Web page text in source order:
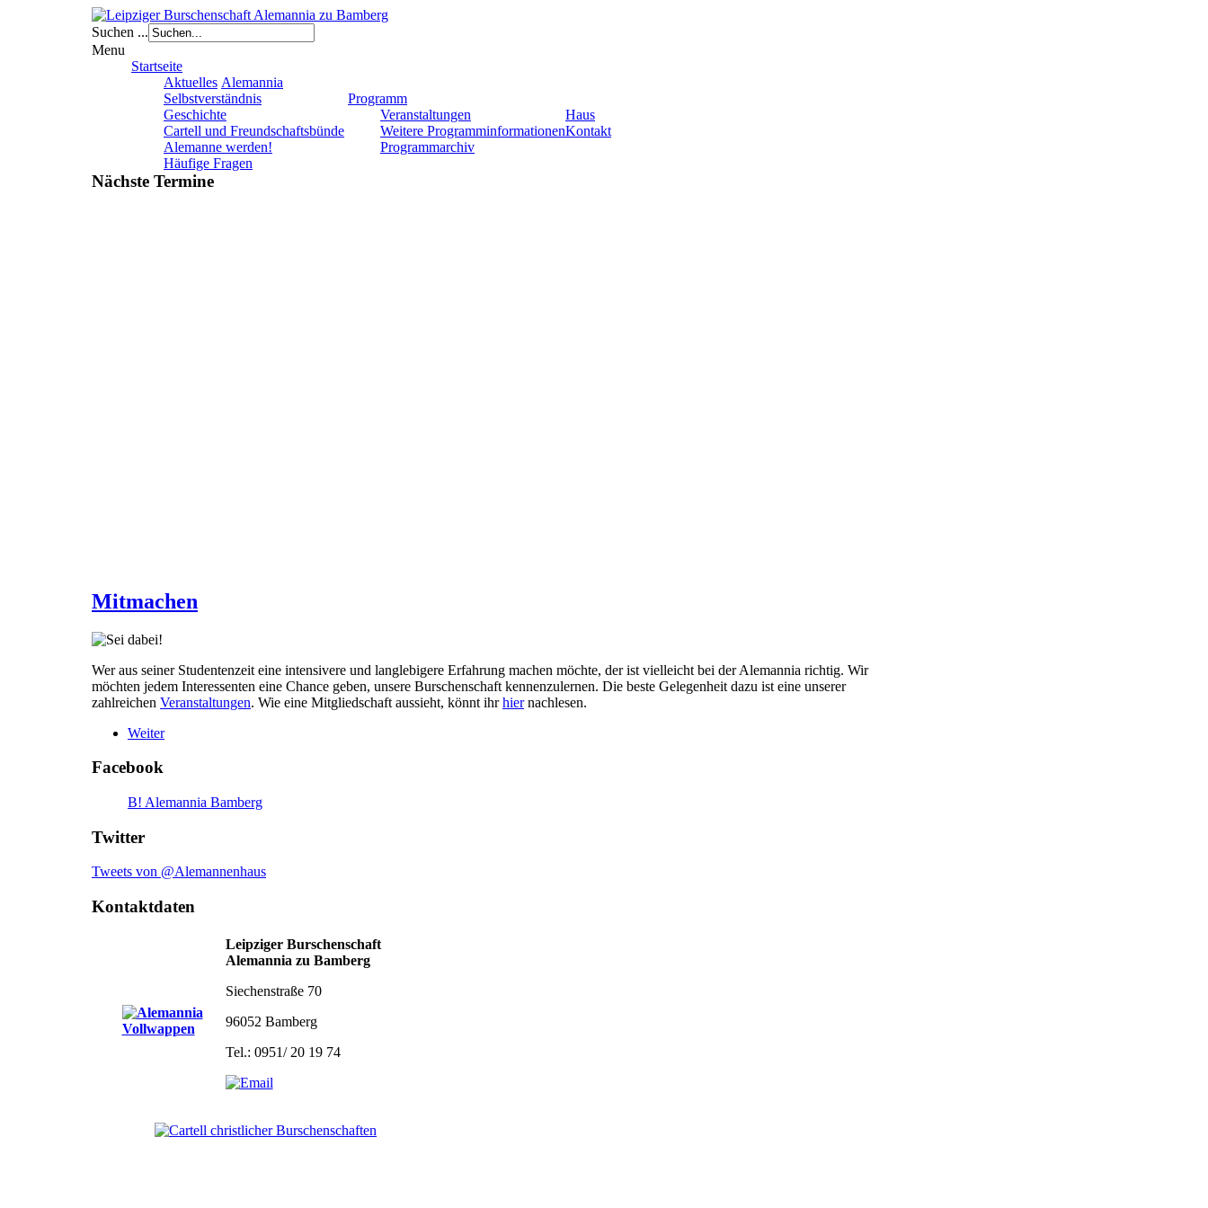
Suchen ...
Menu
Startseite
Aktuelles Alemannia
Selbstverständnis
Geschichte
Cartell und Freundschaftsbünde
Alemanne werden!
Häufige Fragen
Programm
Veranstaltungen
Weitere Programminformationen
Programmarchiv
Haus
Kontakt
Nächste Termine
Mitmachen
Wer aus seiner Studentenzeit eine intensivere und langlebigere Erfahrung machen möchte, der ist vielleicht bei der Alemannia richtig. Wir
möchten jedem Interessenten eine Chance geben, unsere Burschenschaft kennenzulernen. Die beste Gelegenheit dazu ist eine unserer
zahlreichen Veranstaltungen. Wie eine Mitgliedschaft aussieht, könnt ihrhiernachlesen.
Weiter
Facebook
B! Alemannia Bamberg
Twitter
Tweets von @Alemannenhaus
Kontaktdaten
Leipziger Burschenschaft
Alemannia zu Bamberg
Siechenstraße 70
96052 Bamberg
Tel.: 0951/ 20 19 74